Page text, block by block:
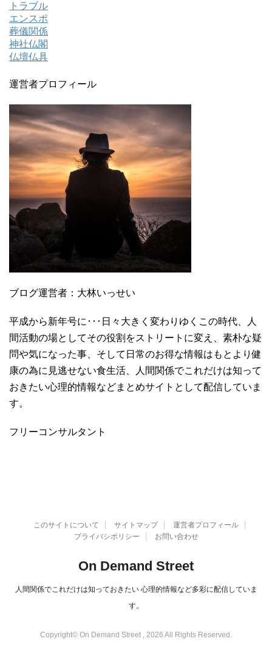
トラブル
エンスポ
葬儀関係
神社仏閣
仏壇仏具
運営者プロフィール
ブログ運営者：大林いっせい
平成から新年号に･･･日々大きく変わりゆくこの時代、人
間活動の場としてその役割をストリートに変え、素朴な疑
問や気になった事、そして日常のお得な情報はもとより健
康の為に見逃せない食生活、人間関係でこれだけは知って
おきたい心理的情報などまとめサイトとして配信していま
す。
フリーコンサルタント
このサイトについて サイトマップ
運営者プロフィール
プライバシポリシー
お問い合わせ
On Demand Street
人間関係でこれだけは知っておきたい 心理的情報など多彩に配信していま
す。
Copyright© On Demand Street , 2026 All Rights Reserved.